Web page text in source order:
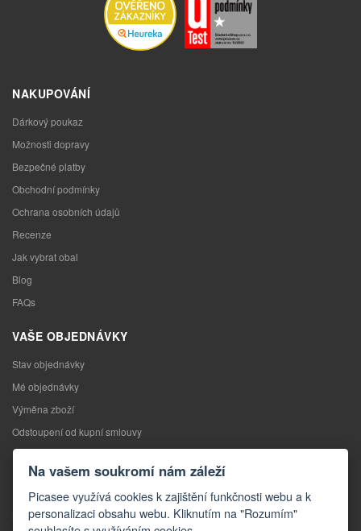
NAKUPOVÁNÍ
Dárkový poukaz
Možnosti dopravy
Bezpečné platby
Obchodní podmínky
Ochrana osobních údajů
Recenze
Jak vybrat obal
Blog
FAQs
VAŠE OBJEDNÁVKY
Stav objednávky
Mé objednávky
Výměna zboží
Odstoupení od kupní smlouvy
Reklamace
Kontakty
Na vašem soukromí nám záleží
Picasee využívá cookies k zajištění funkčnosti webu a k
personalizaci obsahu webu. Kliknutím na "Rozumím"